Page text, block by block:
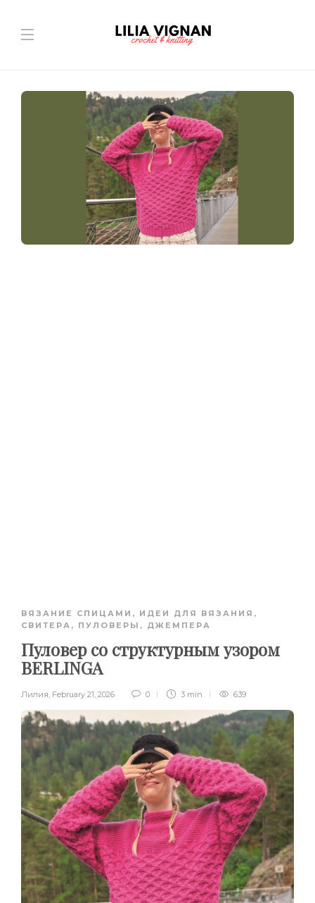
ВЯЗАНИЕ СПИЦАМИ , ИДЕИ ДЛЯ ВЯЗАНИЯ ,
СВИТЕРА, ПУЛОВЕРЫ, ДЖЕМПЕРА
Пуловер со структурным узором
BERLINGA
Лилия, February 21, 2026 0 3 min 639